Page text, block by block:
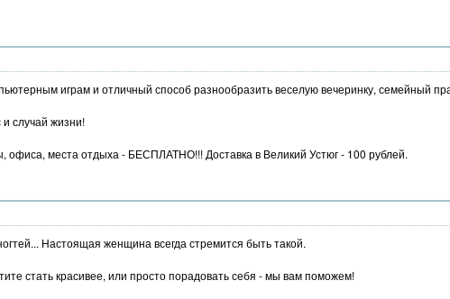
играм и отличный способ разнообразить веселую вечеринку, семейный
случай жизни!
офиса, места отдыха - БЕСПЛАТНО!!! Доставка в Великий Устюг - 100 рублей.
Настоящая женщина всегда стремится быть такой.
стать красивее, или просто порадовать себя - мы вам поможем!